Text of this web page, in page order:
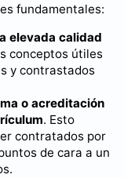
fundamentales:
elevada calidad
conceptos útiles
y contrastados
o acreditación
. Esto
contratados por
de cara a un